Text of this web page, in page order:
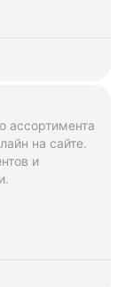
ассортимента
на сайте.
и